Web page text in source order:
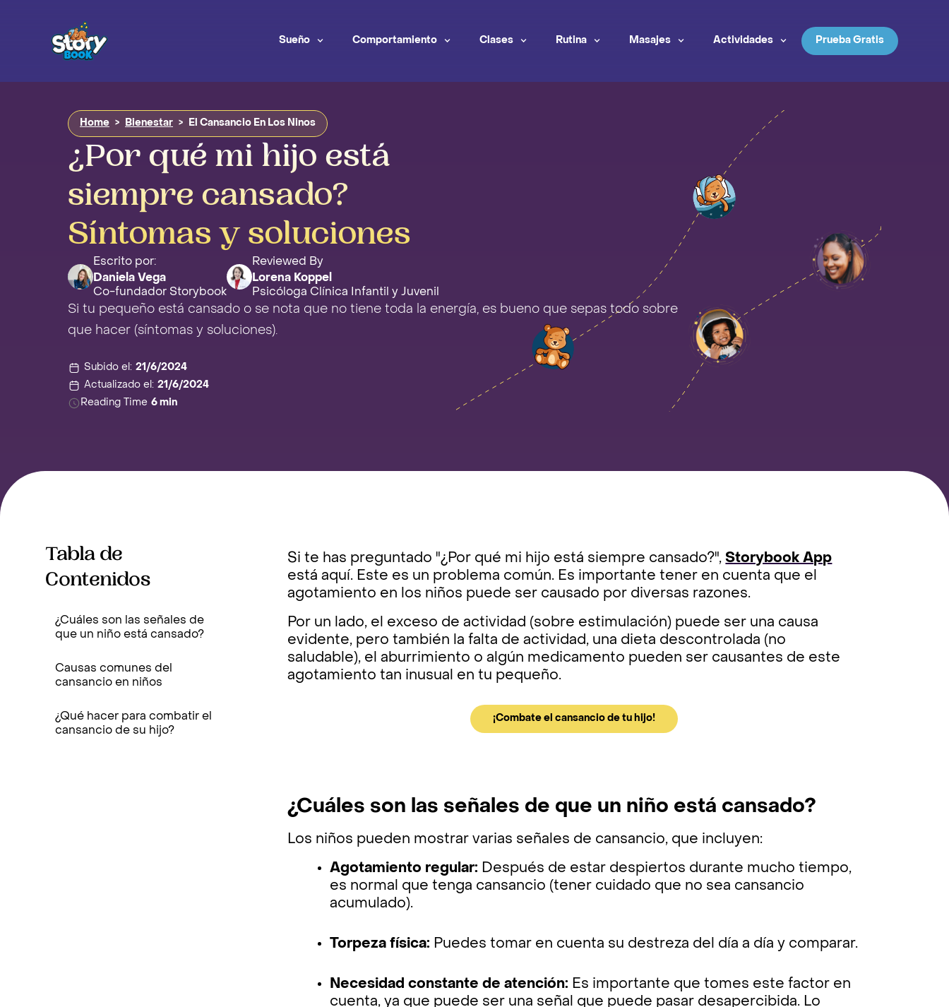
Sueño Comportamiento Clases Rutina Masajes Actividades Prueba Gratis
Home > Bienestar > El Cansancio En Los Ninos
¿Por qué mi hijo está
siempre cansado?
Síntomas y soluciones
Escrito por:
Daniela Vega
Co-fundador Storybook
Reviewed By
Lorena Koppel
Psicóloga Clínica Infantil y Juvenil
Si tu pequeño está cansado o se nota que no tiene toda la energía, es bueno que sepas todo sobre
que hacer (síntomas y soluciones).
Subido el: 21/6/2024
Actualizado el: 21/6/2024
Reading Time 6 min
Tabla de
Contenidos
¿Cuáles son las señales de
que un niño está cansado?
Causas comunes del
cansancio en niños
¿Qué hacer para combatir el
cansancio de su hijo?
Si te has preguntado "¿Por qué mi hijo está siempre cansado?",Storybook App
está aquí. Este es un problema común. Es importante tener en cuenta que el
agotamiento en los niños puede ser causado por diversas razones.
Por un lado, el exceso de actividad (sobre estimulación) puede ser una causa
evidente, pero también la falta de actividad, una dieta descontrolada (no
saludable), el aburrimiento o algún medicamento pueden ser causantes de este
agotamiento tan inusual en tu pequeño.
¡Combate el cansancio de tu hijo!
¿Cuáles son las señales de que un niño está cansado?
Los niños pueden mostrar varias señales de cansancio, que incluyen:
Agotamiento regular: Después de estar despiertos durante mucho tiempo,
es normal que tenga cansancio (tener cuidado que no sea cansancio
acumulado).
Torpeza física: Puedes tomar en cuenta su destreza del día a día y comparar.
Necesidad constante de atención: Es importante que tomes este factor en
cuenta, ya que puede ser una señal que puede pasar desapercibida. Lo